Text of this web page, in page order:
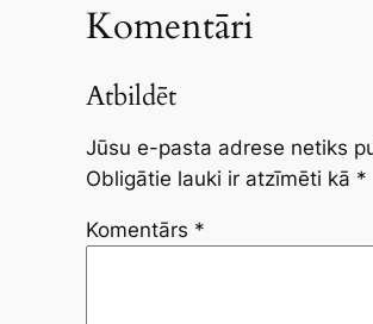
Komentāri
Atbildēt
Jūsu e-pasta adrese netiks
Obligātie lauki ir atzīmēti kā *
Komentārs *